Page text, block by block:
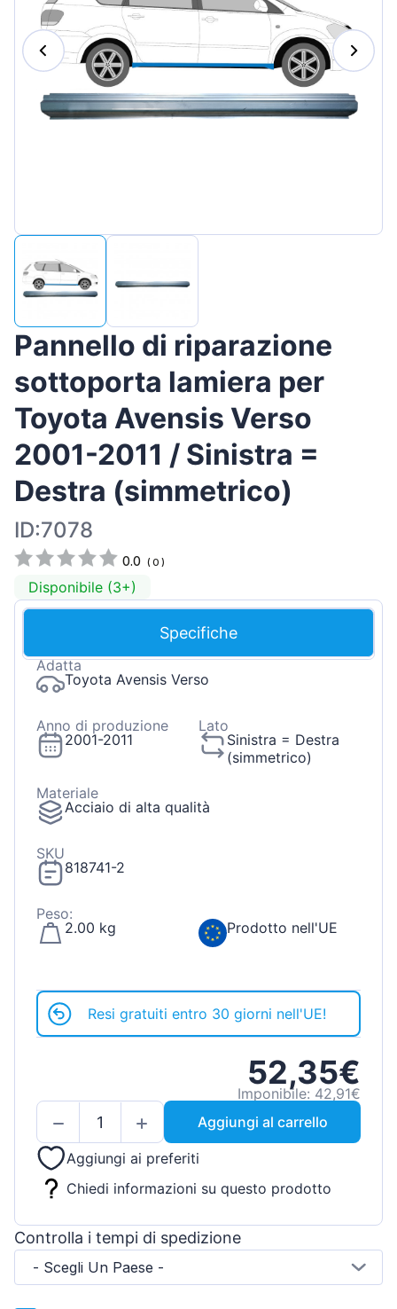
Magyar
Hrvatski
Português
Pannello di riparazione
sottoporta lamiera per
Toyota Avensis Verso
2001-2011 / Sinistra =
Destra (simmetrico)
ID:7078
0.0 (0 )
Disponibile (3+)
Specifiche
Adatta
Toyota Avensis Verso
Anno di produzione
2001-2011
Lato
Sinistra = Destra
(simmetrico)
Materiale
Acciaio di alta qualità
SKU
818741-2
Peso:
2.00 kg
Prodotto nell'UE
Resi gratuiti entro 30 giorni nell'UE!
52,35€
Imponibile: 42,91€
Aggiungi al carrello
Aggiungi ai preferiti
Chiedi informazioni su questo prodotto
Controlla i tempi di spedizione
- Scegli Un Paese -